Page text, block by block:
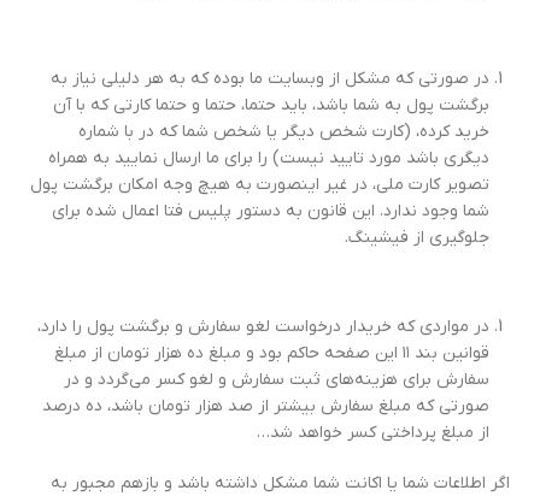
در صورتی که مشکل از وبسایت ما بوده که به هر دلیلی نیاز به
برگشت پول به شما باشد، باید حتما، حتما و حتما کارتی که با آن
خرید کرده، (کارت شخص دیگر یا شخص شما که در با شماره
دیگری باشد مورد تایید نیست) را برای ما ارسال نمایید به همراه
تصویر کارت ملی، در غیر اینصورت به هیچ وجه امکان برگشت پول
شما وجود ندارد. این قانون به دستور پلیس فتا اعمال شده برای
جلوگیری از فیشینگ.
در مواردی که خریدار درخواست لغو سفارش و برگشت پول را دارد،
قوانین بند ۱۱ این صفحه حاکم بود و مبلغ ده هزار تومان از مبلغ
سفارش برای هزینه‌های ثبت سفارش و لغو کسر می‌گردد و در
صورتی که مبلغ سفارش بیشتر از صد هزار تومان باشد، ده درصد
از مبلغ پرداختی کسر خواهد شد…
اگر اطلاعات شما یا اکانت شما مشکل داشته باشد و بازهم مجبور به